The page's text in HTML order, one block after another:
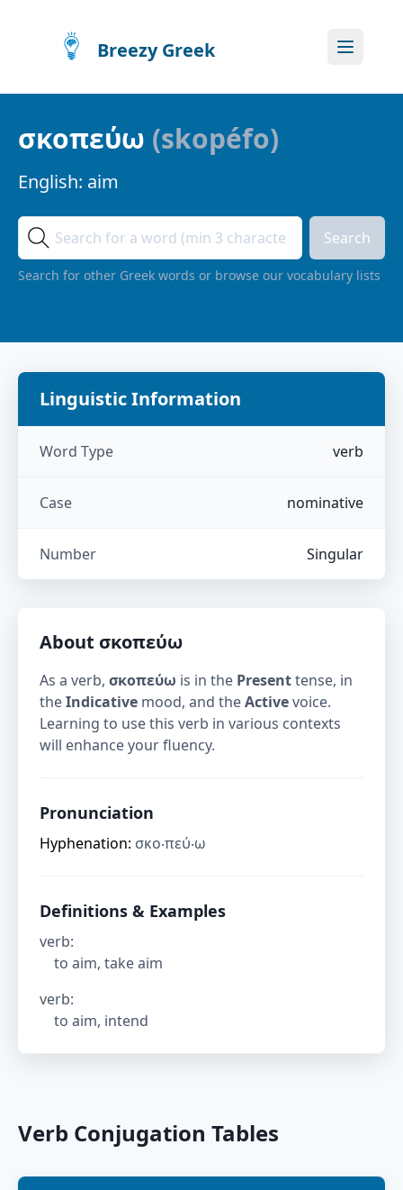
Breezy Greek
σκοπεύω (skopéfo)
English: aim
Search
Search for other Greek words or browse our vocabulary lists
Linguistic Information
Word Type verb
Case nominative
Number Singular
About σκοπεύω
As a verb, σκοπεύω is in the Presenttense, in
theIndicative mood, and theActivevoice.
Learning to use this verb in various contexts
will enhance your fluency.
Pronunciation
Hyphenation: σκο‧πεύ‧ω
Definitions & Examples
verb:
to aim, take aim
verb:
to aim, intend
Verb Conjugation Tables